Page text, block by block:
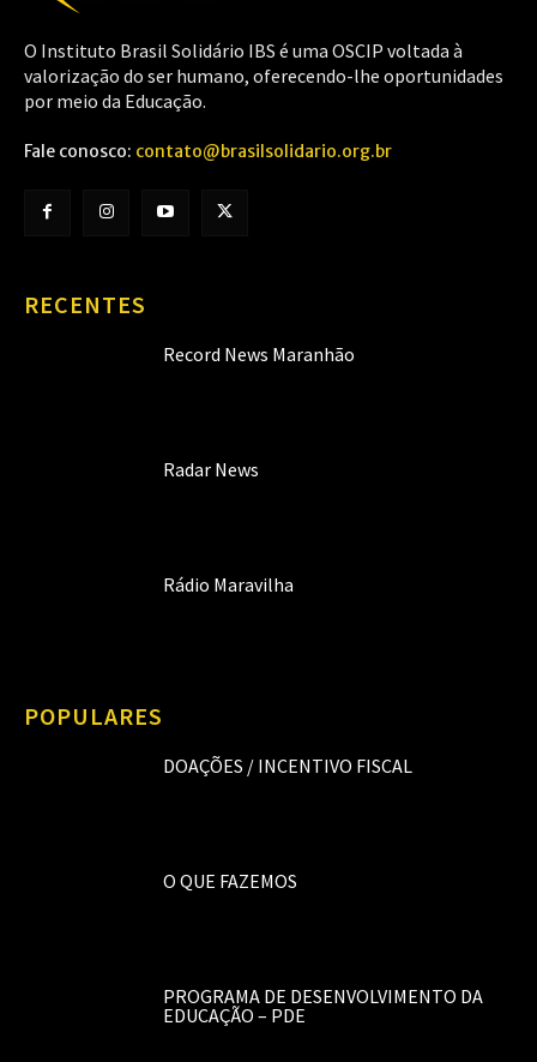
O Instituto Brasil Solidário IBS é uma OSCIP voltada à
valorização do ser humano, oferecendo-lhe oportunidades
por meio da Educação.
Fale conosco: contato@brasilsolidario.org.br
RECENTES
Record News Maranhão
Radar News
Rádio Maravilha
POPULARES
DOAÇÕES / INCENTIVO FISCAL
O QUE FAZEMOS
PROGRAMA DE DESENVOLVIMENTO DA
EDUCAÇÃO – PDE